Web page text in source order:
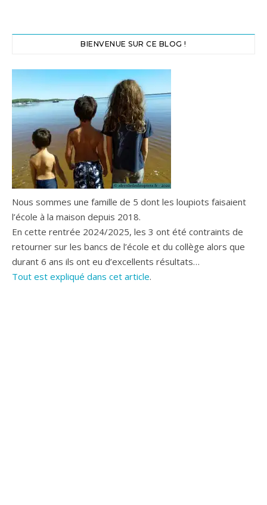
BIENVENUE SUR CE BLOG !
Nous sommes une famille de 5 dont les loupiots faisaient
l’école à la maison depuis 2018.
En cette rentrée 2024/2025, les 3 ont été contraints de
retourner sur les bancs de l’école et du collège alors que
durant 6 ans ils ont eu d’excellents résultats…
Tout est expliqué dans cet article.